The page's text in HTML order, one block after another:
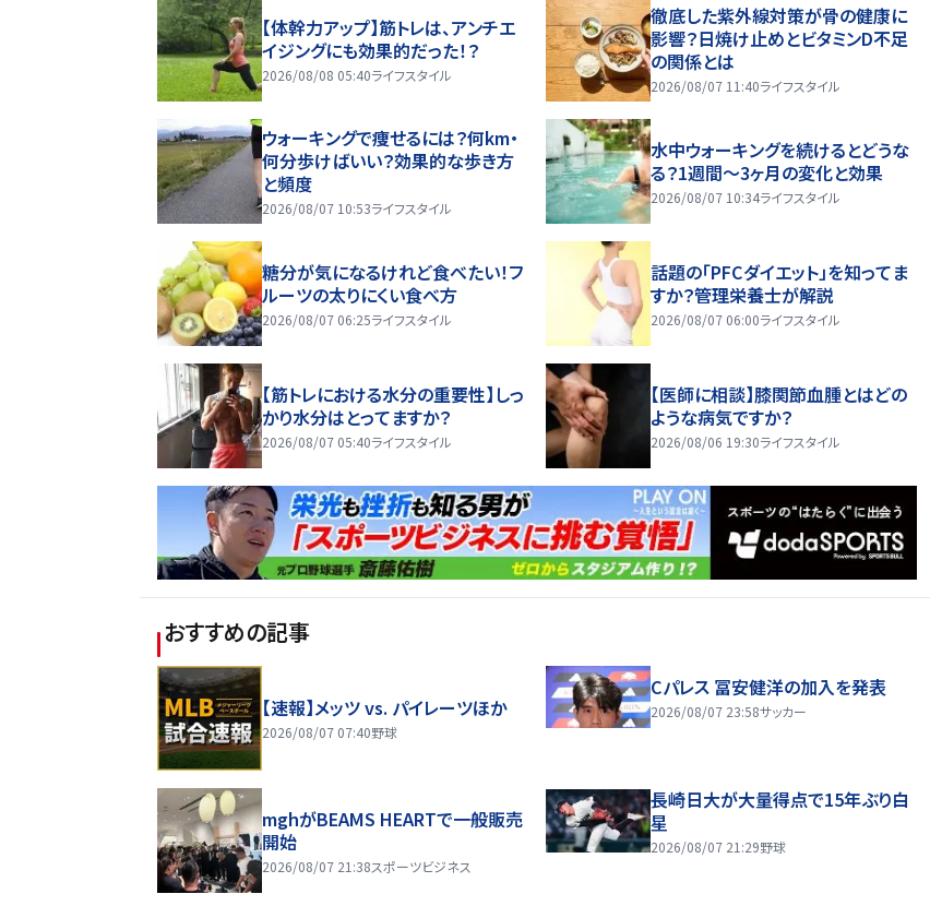
【体幹力アップ】筋トレは、アンチエ
イジングにも効果的だった！？
2026/08/08 05:40ライフスタイル
徹底した紫外線対策が骨の健康に
影響？日焼け止めとビタミンD不足
の関係とは
2026/08/07 11:40ライフスタイル
ウォーキングで痩せるには？何km・
何分歩けばいい？効果的な歩き方
と頻度
2026/08/07 10:53ライフスタイル
水中ウォーキングを続けるとどうな
る？1週間～3ヶ月の変化と効果
2026/08/07 10:34ライフスタイル
糖分が気になるけれど食べたい！フ
ルーツの太りにくい食べ方
2026/08/07 06:25ライフスタイル
話題の「PFCダイエット」を知ってま
すか？管理栄養士が解説
2026/08/07 06:00ライフスタイル
【筋トレにおける水分の重要性】しっ
かり水分はとってますか？
2026/08/07 05:40ライフスタイル
【医師に相談】膝関節血腫とはどの
ような病気ですか？
2026/08/06 19:30ライフスタイル
おすすめの記事
【速報】メッツ vs. パイレーツほか
2026/08/07 07:40野球
Cパレス 冨安健洋の加入を発表
2026/08/07 23:58サッカー
mghがBEAMS HEARTで一般販売
開始
2026/08/07 21:38スポーツビジネス
長崎日大が大量得点で15年ぶり白
星
2026/08/07 21:29野球